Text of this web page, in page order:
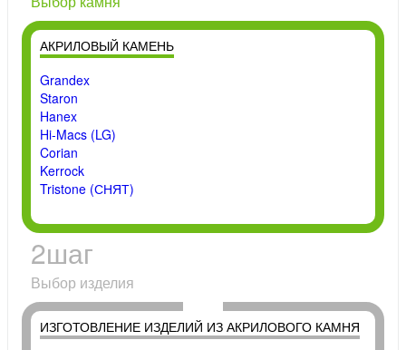
АКРИЛОВЫЙ КАМЕНЬ
Grandex
Staron
Hanex
Hi-Macs (LG)
Corian
Kerrock
Tristone (СНЯТ)
2шаг
Выбор изделия
ИЗГОТОВЛЕНИЕ ИЗДЕЛИЙ ИЗ АКРИЛОВОГО КАМНЯ